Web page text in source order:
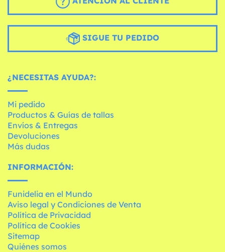
SIGUE TU PEDIDO
¿NECESITAS AYUDA?:
Mi pedido
Productos & Guías de tallas
Envíos & Entregas
Devoluciones
Más dudas
INFORMACIÓN:
Funidelia en el Mundo
Aviso legal y Condiciones de Venta
Política de Privacidad
Política de Cookies
Sitemap
Quiénes somos